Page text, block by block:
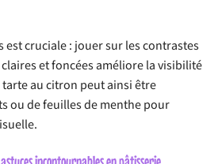
est cruciale : jouer sur les contrastes
et foncées améliore la visibilité
au citron peut ainsi être
ou de feuilles de menthe pour